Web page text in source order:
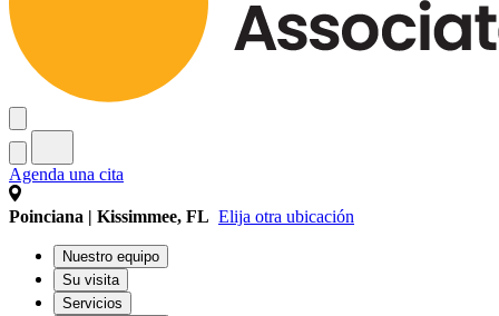
Agenda una cita
Poinciana | Kissimmee, FL Elija otra ubicación
Nuestro equipo
Su visita
Servicios